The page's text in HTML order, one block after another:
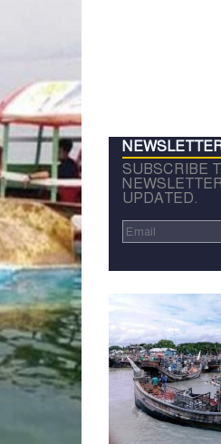
SUBSCRIBE
UPDATED.